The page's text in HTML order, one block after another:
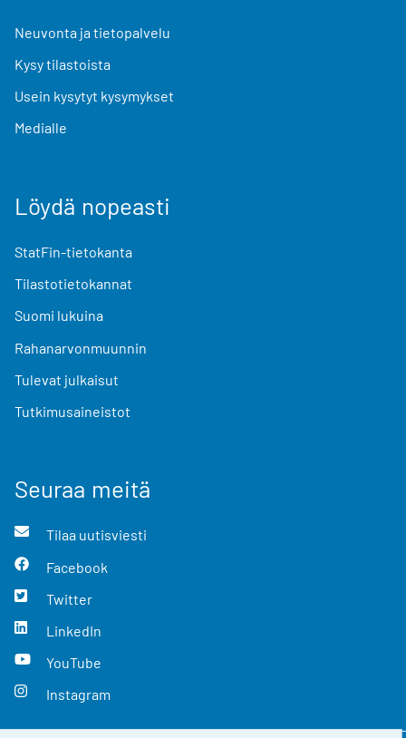
Neuvonta ja tietopalvelu
Kysy tilastoista
Usein kysytyt kysymykset
Medialle
Löydä nopeasti
StatFin-tietokanta
Tilastotietokannat
Suomi lukuina
Rahanarvonmuunnin
Tulevat julkaisut
Tutkimusaineistot
Seuraa meitä
Tilaa uutisviesti
Facebook
Twitter
LinkedIn
YouTube
Instagram